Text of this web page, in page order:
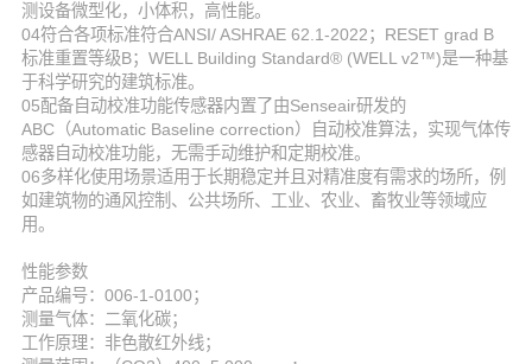
测设备微型化，小体积，高性能。
04符合各项标准符合ANSI/ ASHRAE 62.1-2022；RESET grad B
标准重置等级B；WELL Building Standard® (WELL v2™)是一种基
于科学研究的建筑标准。
05配备自动校准功能传感器内置了由Senseair研发的
ABC（Automatic Baseline correction）自动校准算法，实现气体传
感器自动校准功能，无需手动维护和定期校准。
06多样化使用场景适用于长期稳定并且对精准度有需求的场所，例
如建筑物的通风控制、公共场所、工业、农业、畜牧业等领域应
用。
性能参数
产品编号：006-1-0100；
测量气体：二氧化碳；
工作原理：非色散红外线；